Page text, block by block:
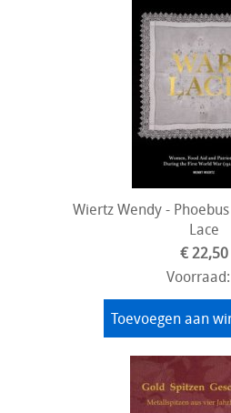
Wiertz Wendy -
Lace
€ 22,50
Voorraad:
Toevoegen aan